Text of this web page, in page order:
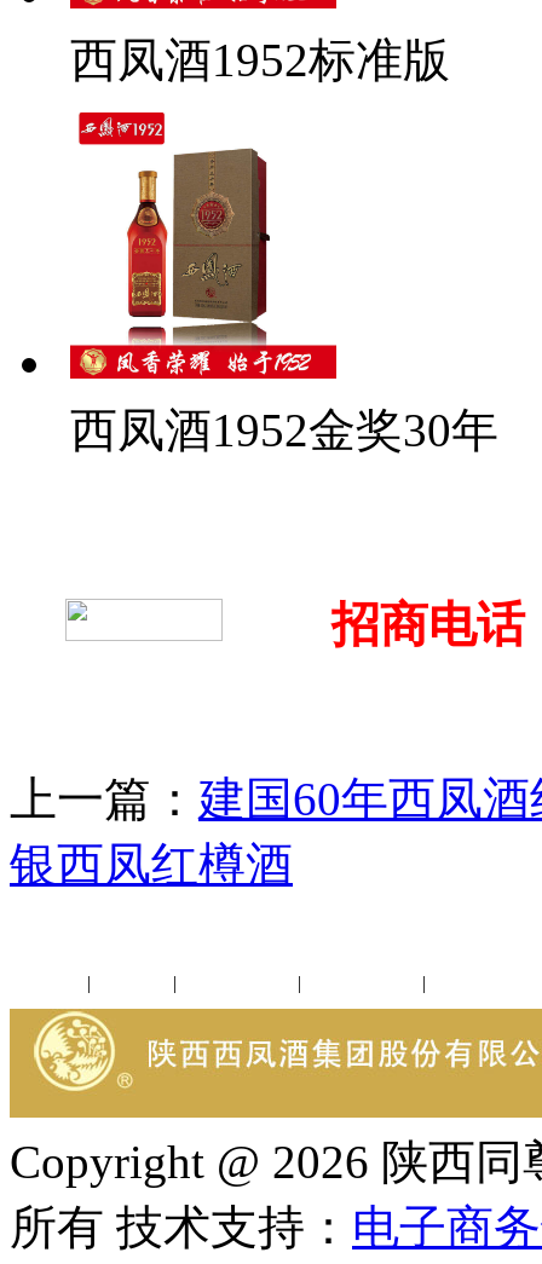
西凤酒1952标准版
西凤酒1952金奖30年
招商电话
上一篇： 建国60年西凤
银西凤红樽酒
| | | |
Copyright @ 2026 陕西
所有 技术支持： 电子商